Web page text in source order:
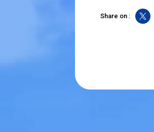
Share on :